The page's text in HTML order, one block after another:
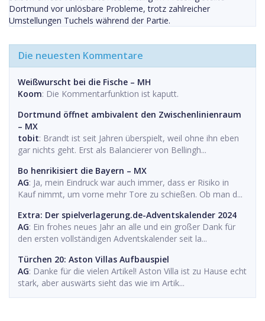
Dortmund vor unlösbare Probleme, trotz zahlreicher
Umstellungen Tuchels während der Partie.
Die neuesten Kommentare
Weißwurscht bei die Fische – MH
Koom: Die Kommentarfunktion ist kaputt.
Dortmund öffnet ambivalent den Zwischenlinienraum
– MX
tobit: Brandt ist seit Jahren überspielt, weil ohne ihn eben
gar nichts geht. Erst als Balancierer von Bellingh...
Bo henrikisiert die Bayern – MX
AG: Ja, mein Eindruck war auch immer, dass er Risiko in
Kauf nimmt, um vorne mehr Tore zu schießen. Ob man d...
Extra: Der spielverlagerung.de-Adventskalender 2024
AG: Ein frohes neues Jahr an alle und ein großer Dank für
den ersten vollständigen Adventskalender seit la...
Türchen 20: Aston Villas Aufbauspiel
AG: Danke für die vielen Artikel! Aston Villa ist zu Hause echt
stark, aber auswärts sieht das wie im Artik...